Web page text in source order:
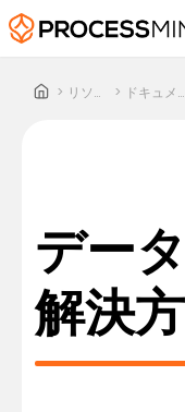
> リソース > ドキュメント
デー
解決